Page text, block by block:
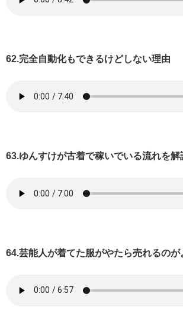
62.完全自動化もできるけどしない理由
63.ゆんすけが古着で稼いでいる流れを解
64.芸能人が着てた服がやたら売れるの